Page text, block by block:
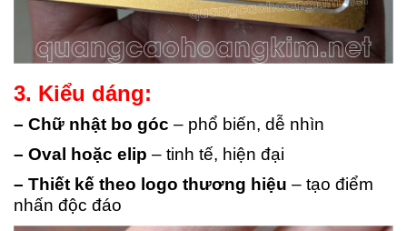
3. Kiểu dáng:
– Chữ nhật bo góc – phổ biến, dễ nhìn
– Oval hoặc elip – tinh tế, hiện đại
– Thiết kế theo logo thương hiệu – tạo điểm
nhấn độc đáo